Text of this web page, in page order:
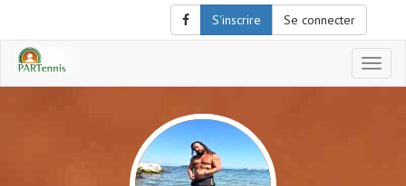
S'inscrire Se connecter
le